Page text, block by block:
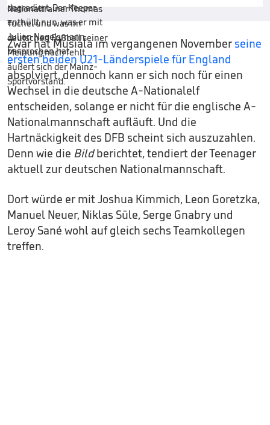
Zwar hat Musiala im vergangenen November seine
ersten beiden U21-Länderspiele für England
absolviert, dennoch kann er sich noch für einen
Wechsel in die deutsche A-Nationalelf
entscheiden, solange er nicht für die englische A-
Nationalmannschaft aufläuft. Und die
Hartnäckigkeit des DFB scheint sich auszuzahlen.
Denn wie die Bildberichtet, tendiert der Teenager
aktuell zur deutschen Nationalmannschaft.
Dort würde er mit Joshua Kimmich, Leon Goretzka,
Manuel Neuer, Niklas Süle, Serge Gnabry und
Leroy Sané wohl auf gleich sechs Teamkollegen
treffen.